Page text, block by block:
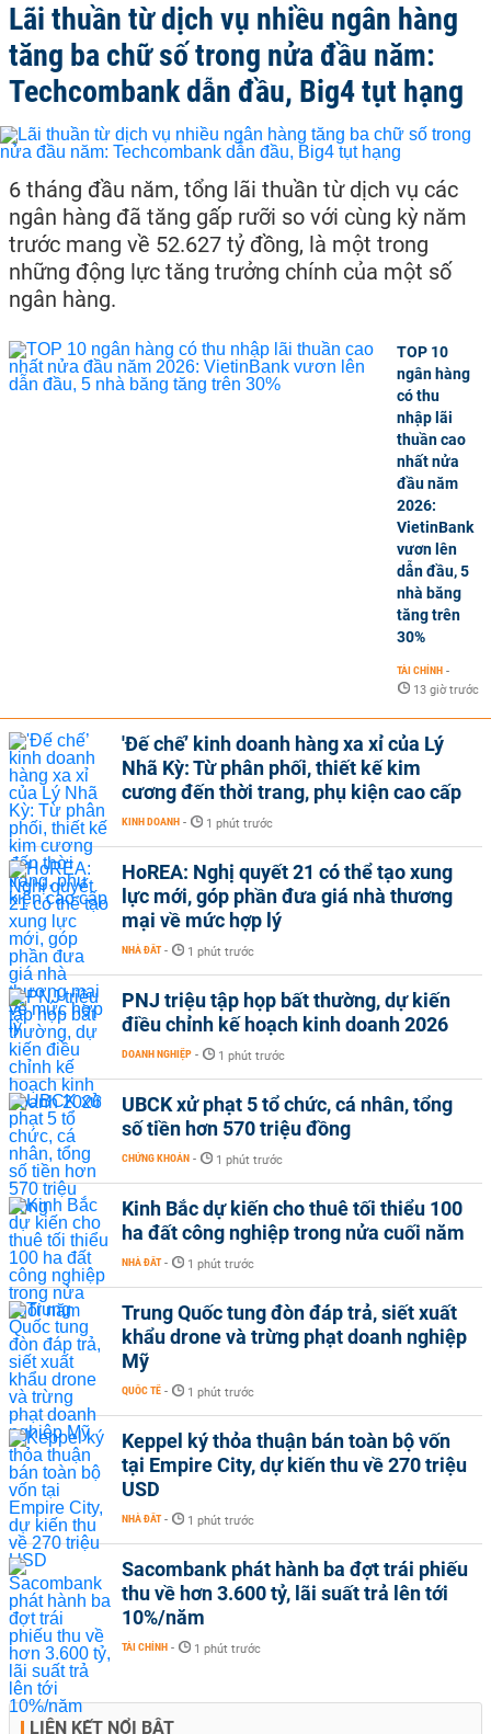
Lãi thuần từ dịch vụ nhiều ngân hàng
tăng ba chữ số trong nửa đầu năm:
Techcombank dẫn đầu, Big4 tụt hạng
6 tháng đầu năm, tổng lãi thuần từ dịch vụ các
ngân hàng đã tăng gấp rưỡi so với cùng kỳ năm
trước mang về 52.627 tỷ đồng, là một trong
những động lực tăng trưởng chính của một số
ngân hàng.
TOP 10
ngân hàng
có thu
nhập lãi
thuần cao
nhất nửa
đầu năm
2026:
VietinBank
vươn lên
dẫn đầu, 5
nhà băng
tăng trên
30%
TÀI CHÍNH -
13 giờ trước
'Đế chế’ kinh doanh hàng xa xỉ của Lý
Nhã Kỳ: Từ phân phối, thiết kế kim
cương đến thời trang, phụ kiện cao cấp
KINH DOANH - 1 phút trước
HoREA: Nghị quyết 21 có thể tạo xung
lực mới, góp phần đưa giá nhà thương
mại về mức hợp lý
NHÀ ĐẤT - 1 phút trước
PNJ triệu tập họp bất thường, dự kiến
điều chỉnh kế hoạch kinh doanh 2026
DOANH NGHIỆP - 1 phút trước
UBCK xử phạt 5 tổ chức, cá nhân, tổng
số tiền hơn 570 triệu đồng
CHỨNG KHOÁN - 1 phút trước
Kinh Bắc dự kiến cho thuê tối thiểu 100
ha đất công nghiệp trong nửa cuối năm
NHÀ ĐẤT - 1 phút trước
Trung Quốc tung đòn đáp trả, siết xuất
khẩu drone và trừng phạt doanh nghiệp
Mỹ
QUỐC TẾ - 1 phút trước
Keppel ký thỏa thuận bán toàn bộ vốn
tại Empire City, dự kiến thu về 270 triệu
USD
NHÀ ĐẤT - 1 phút trước
Sacombank phát hành ba đợt trái phiếu
thu về hơn 3.600 tỷ, lãi suất trả lên tới
10%/năm
TÀI CHÍNH - 1 phút trước
LIÊN KẾT NỔI BẬT